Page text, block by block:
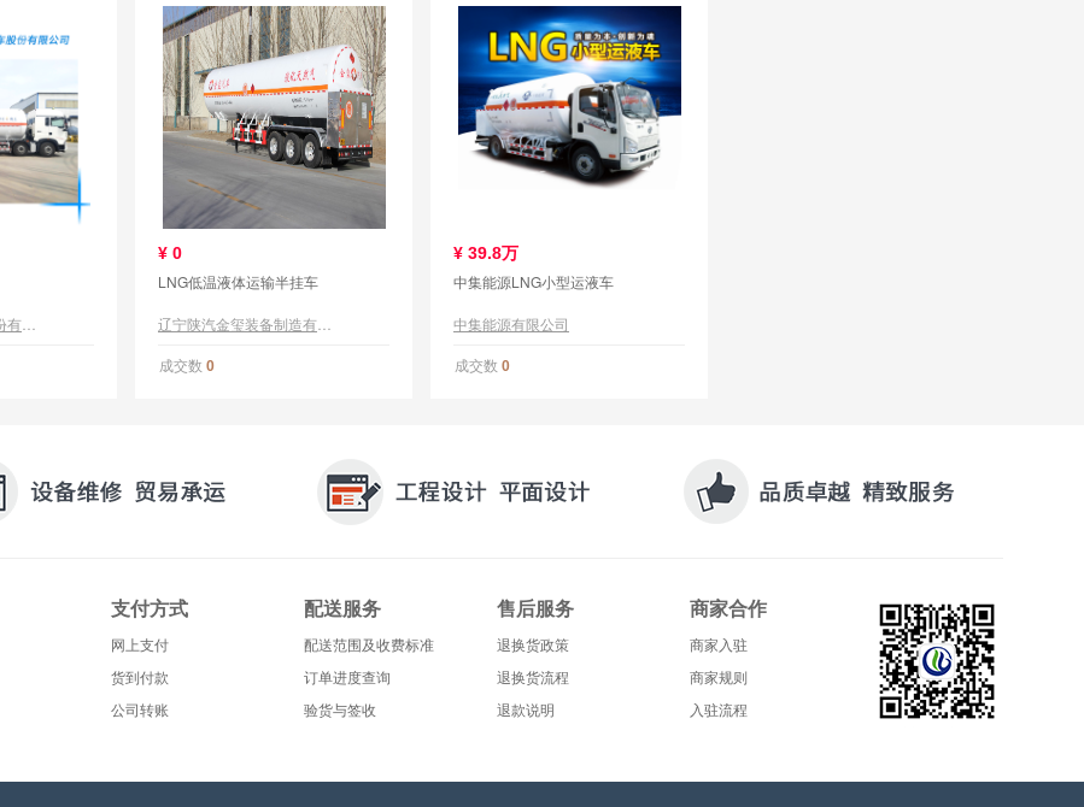
¥ 0
LNG低温液体运输半挂车
成交数 0
¥ 39.8万
中集能源LNG小型运液车
中集能源有限公司
成交数 0
支付方式
网上支付
货到付款
公司转账
配送服务
配送范围及收费标准
订单进度查询
验货与签收
售后服务
退换货政策
退换货流程
退款说明
商家合作
商家入驻
商家规则
入驻流程